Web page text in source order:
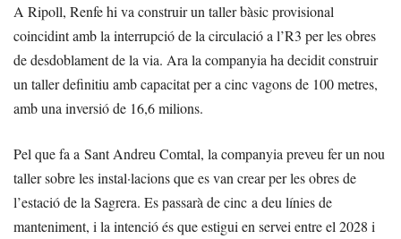
A Ripoll, Renfe hi va construir un taller bàsic provisional
coincidint amb la interrupció de la circulació a l’R3 per les obres
de desdoblament de la via. Ara la companyia ha decidit construir
un taller definitiu amb capacitat per a cinc vagons de 100 metres,
amb una inversió de 16,6 milions.
Pel que fa a Sant Andreu Comtal, la companyia preveu fer un nou
taller sobre les instal·lacions que es van crear per les obres de
l’estació de la Sagrera. Es passarà de cinc a deu línies de
manteniment, i la intenció és que estigui en servei entre el 2028 i